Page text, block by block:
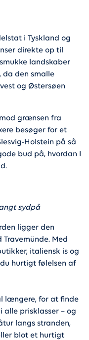
i Tyskland og
direkte op til
landskaber
den smalle
og Østersøen
grænsen fra
besøger for et
Holstein på så
bud på, hvordan I
sydpå
ligger den
Med
italiensk is og
hurtigt følelsen af
længere, for at finde
alle prisklasser – og
langs stranden,
blot et hurtigt